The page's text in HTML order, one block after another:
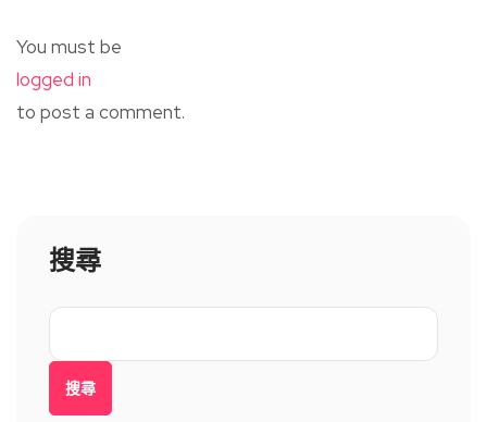
You must be
logged in
to post a comment.
搜尋
搜尋